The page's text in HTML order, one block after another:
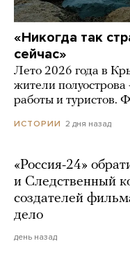
«Никогда так
сейчас»
Лето 2026 года в
жители полуострова
работы и туристов.
ИСТОРИИ 2 дня назад
«Россия-24»
и Следственный
создателей
дело
день назад